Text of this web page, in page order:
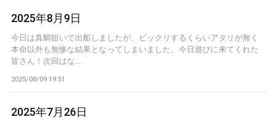
2025年8月9日
今日は真鯛狙いで出船しましたが、ビックリするくらいアタリが無く
本命以外も無惨な結果となってしまいました。今日遊びに来てくれた
皆さん！次回はな...
2025/08/09 19:51
2025年7月26日